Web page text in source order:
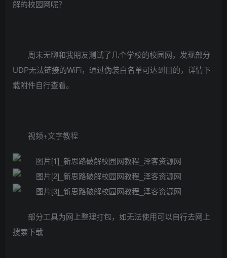
解的校园网呢？
周末无聊和我朋友测试了几个学校的校园网，发现部分
UDP无法链接的WiFi，通过伪装白名单可达到目的，详情下
载附件自行查看。
视频+文字教程
部分工具为网上整理打包，如无法使用可以自行去网上
搜索下载